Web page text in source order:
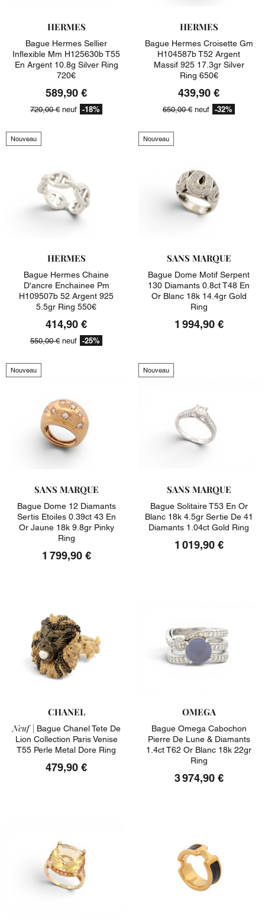
HERMES
Bague Hermes Sellier
Inflexible Mm H125630b T55
En Argent 10.8g Silver Ring
720€
589,90 €
720,00 € neuf -18%
HERMES
Bague Hermes Croisette Gm
H104587b T52 Argent
Massif 925 17.3gr Silver
Ring 650€
439,90 €
650,00 € neuf -32%
Nouveau
HERMES
Bague Hermes Chaine
D'ancre Enchainee Pm
H109507b 52 Argent 925
5.5gr Ring 550€
414,90 €
550,00 € neuf -25%
Nouveau
SANS MARQUE
Bague Dome Motif Serpent
130 Diamants 0.8ct T48 En
Or Blanc 18k 14.4gr Gold
Ring
1 994,90 €
Nouveau
SANS MARQUE
Bague Dome 12 Diamants
Sertis Etoiles 0.39ct 43 En
Or Jaune 18k 9.8gr Pinky
Ring
1 799,90 €
Nouveau
SANS MARQUE
Bague Solitaire T53 En Or
Blanc 18k 4.5gr Sertie De 41
Diamants 1.04ct Gold Ring
1 019,90 €
CHANEL
Neuf | Bague Chanel Tete De
Lion Collection Paris Venise
T55 Perle Metal Dore Ring
479,90 €
OMEGA
Bague Omega Cabochon
Pierre De Lune & Diamants
1.4ct T62 Or Blanc 18k 22gr
Ring
3 974,90 €